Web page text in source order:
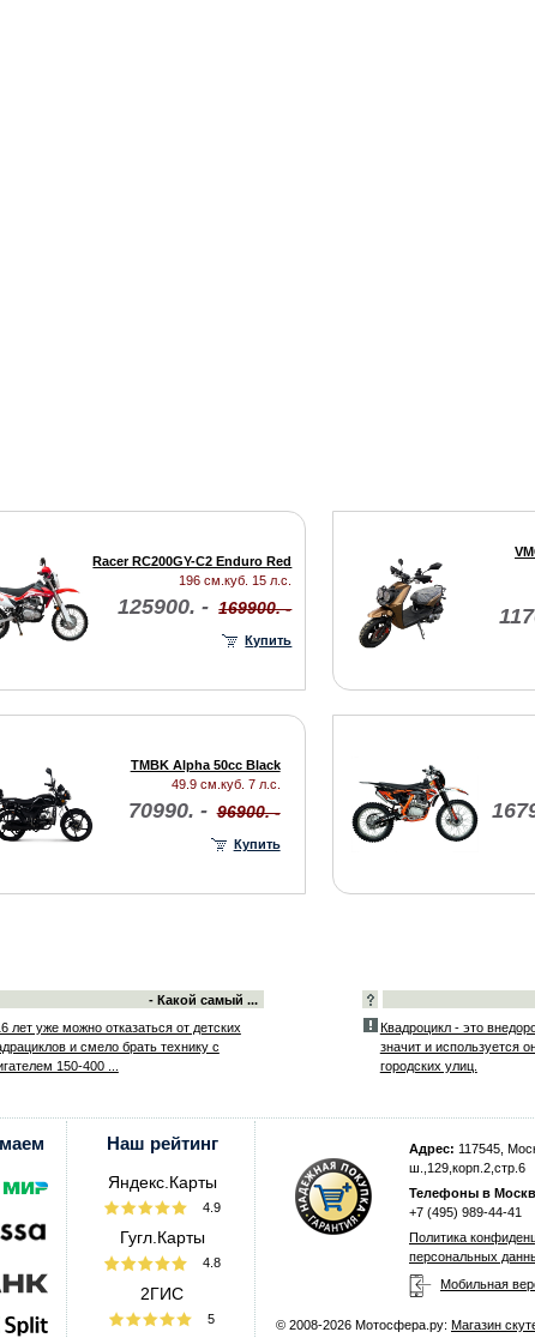
Racer RC200GY-C2 Enduro Red
196 см.куб. 15 л.с.
125900. - 169900. -
Купить
TMBK Alpha 50cc Black
49.9 см.куб. 7 л.с.
70990. - 96900. -
Купить
- Какой самый ...
лет уже можно отказаться от детских
и смело брать технику с
150-400 ...
Квадроцикл - это
значит и используется
городских улиц.
Наш рейтинг
Яндекс.Карты
4.9
Гугл.Карты
4.8
2ГИС
5
Адрес: 117545,
ш.,129,корп.2,стр.6
Телефоны в
+7 (495) 989-44-41
Политика
персональных
Мобильная
© 2008-2026 Мотосфера.ру: Магазин